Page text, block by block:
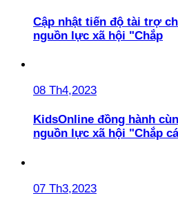
Cập nhật tiến độ tài trợ
nguồn lực xã hội "Chắp
08 Th4,2023
KidsOnline đồng hành
nguồn lực xã hội "Chắp
07 Th3,2023